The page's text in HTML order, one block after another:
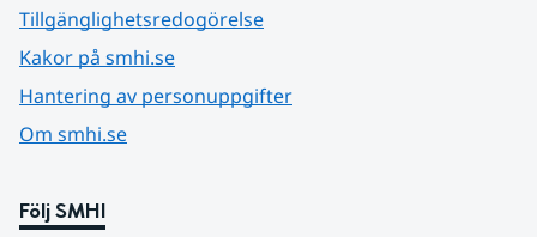
Tillgänglighetsredogörelse
Kakor på smhi.se
Hantering av personuppgifter
Om smhi.se
Följ SMHI